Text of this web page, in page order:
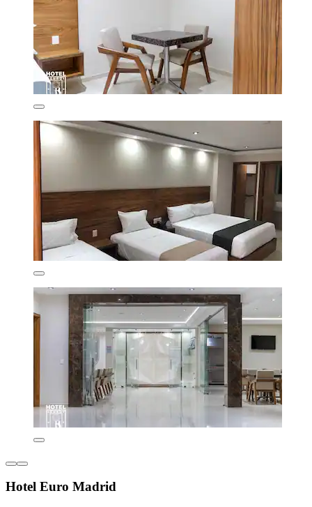
Hotel Euro Madrid